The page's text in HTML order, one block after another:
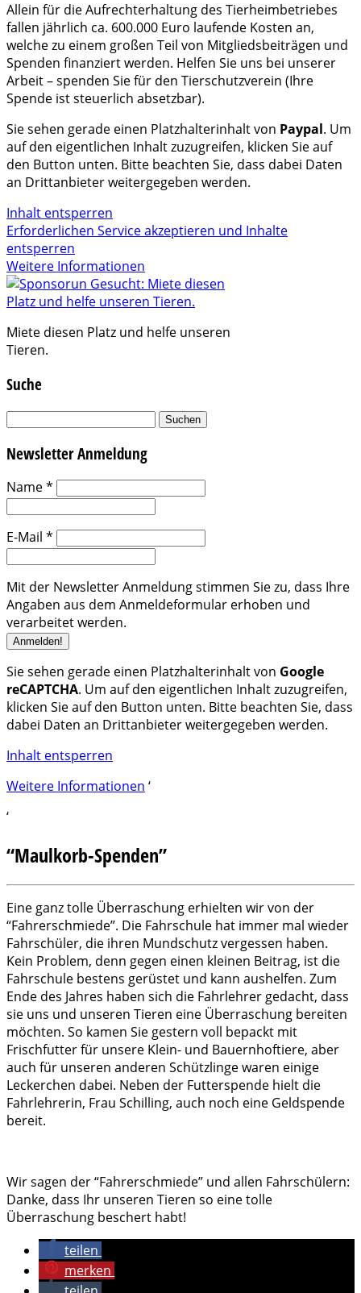
Allein für die Aufrechterhaltung des Tierheimbetriebes
fallen jährlich ca. 600.000 Euro laufende Kosten an,
welche zu einem großen Teil von Mitgliedsbeiträgen und
Spenden finanziert werden. Helfen Sie uns bei unserer
Arbeit – spenden Sie für den Tierschutzverein (Ihre
Spende ist steuerlich absetzbar).
Sie sehen gerade einen Platzhalterinhalt von Paypal. Um
auf den eigentlichen Inhalt zuzugreifen, klicken Sie auf
den Button unten. Bitte beachten Sie, dass dabei Daten
an Drittanbieter weitergegeben werden.
Inhalt entsperren
Erforderlichen Service akzeptieren und Inhalte
entsperren
Weitere Informationen
Miete diesen Platz und helfe unseren
Tieren.
Suche
Suchen
Newsletter Anmeldung
Name*
E-Mail *
Mit der Newsletter Anmeldung stimmen Sie zu, dass Ihre
Angaben aus dem Anmeldeformular erhoben und
verarbeitet werden.
Sie sehen gerade einen Platzhalterinhalt von Google
reCAPTCHA. Um auf den eigentlichen Inhalt zuzugreifen,
klicken Sie auf den Button unten. Bitte beachten Sie, dass
dabei Daten an Drittanbieter weitergegeben werden.
Inhalt entsperren
Weitere Informationen ‘
‘
“Maulkorb-Spenden”
Eine ganz tolle Überraschung erhielten wir von der
“Fahrerschmiede”. Die Fahrschule hat immer mal wieder
Fahrschüler, die ihren Mundschutz vergessen haben.
Kein Problem, denn gegen einen kleinen Beitrag, ist die
Fahrschule bestens gerüstet und kann aushelfen. Zum
Ende des Jahres haben sich die Fahrlehrer gedacht, dass
sie uns und unseren Tieren eine Überraschung bereiten
möchten. So kamen Sie gestern voll bepackt mit
Frischfutter für unsere Klein- und Bauernhoftiere, aber
auch für unseren anderen Schützlinge waren einige
Leckerchen dabei. Neben der Futterspende hielt die
Fahrlehrerin, Frau Schilling, auch noch eine Geldspende
bereit.
Wir sagen der “Fahrerschmiede” und allen Fahrschülern:
Danke, dass Ihr unseren Tieren so eine tolle
Überraschung beschert habt!
teilen
merken